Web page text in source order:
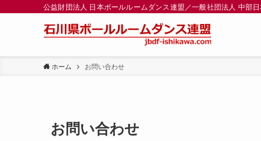
公益財団法人 日本ボールルームダンス連盟／一般社団法人 中部
ホーム お問い合わせ
お問い合わせ